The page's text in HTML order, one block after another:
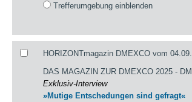
Trefferumgebung einblenden
HORIZONTmagazin DMEXCO vom
DAS MAGAZIN ZUR DMEXCO 2025 -
Exklusiv-Interview
»Mutige Entschedungen sind gefragt«